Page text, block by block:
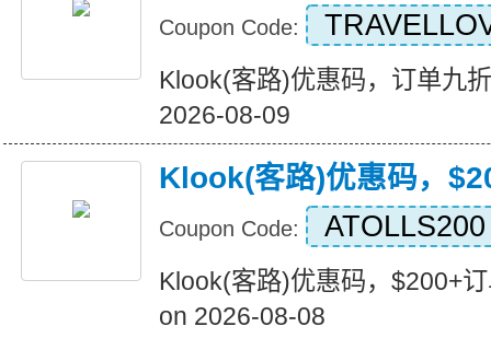
Coupon Code:
Klook(客路)优惠码，订单九
2026-08-09
Klook(客路)优惠码，
Coupon Code: ATOLLS200
Klook(客路)优惠码，$200+
on 2026-08-08